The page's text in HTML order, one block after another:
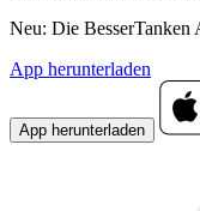
Neu: Die BesserTanken
App herunterladen
App herunterladen